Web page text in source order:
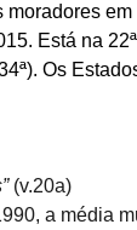
Está na
Os
(v.20a)
a média